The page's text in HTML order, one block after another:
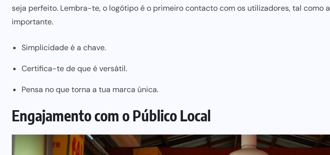
seja perfeito. Lembra-te, o logótipo é o primeiro contacto com os utilizadores, tal como a
importante.
Simplicidade é a chave.
Certifica-te de que é versátil.
Pensa no que torna a tua marca única.
Engajamento com o Público Local